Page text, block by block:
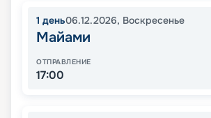
1 день06.12.2026, Воскресенье
Майами
ОТПРАВЛЕНИЕ
17:00